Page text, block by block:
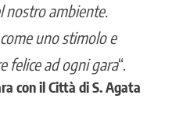
nostro ambiente.
uno stimolo e
felice ad ogni gara“.
con il Città di S. Agata